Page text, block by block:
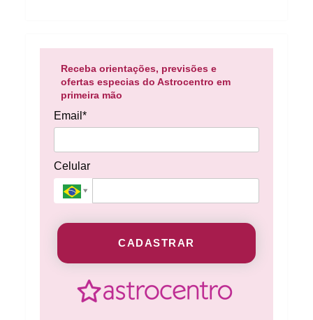
Receba orientações, previsões e
ofertas especias do Astrocentro em
primeira mão
Email*
Celular
CADASTRAR